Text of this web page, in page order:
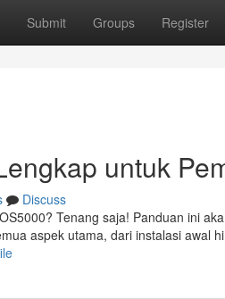
Submit Groups Register
untuk
Discuss
Tenang saja! Panduan ini
aspek utama, dari instalasi awal